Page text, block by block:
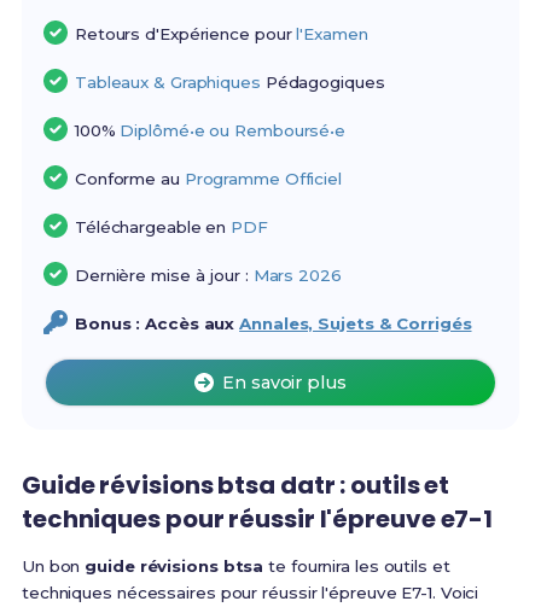
Retours d'Expérience pourl'Examen
Tableaux & Graphiques Pédagogiques
100% Diplômé•e ou Remboursé•e
Conforme au Programme Officiel
Téléchargeable en PDF
Dernière mise à jour : Mars 2026
Bonus : Accès auxAnnales, Sujets & Corrigés
En savoir plus
Guide révisions btsa datr : outils et
techniques pour réussir l'épreuve e7-1
Un bon guide révisions btsa te fournira les outils et
techniques nécessaires pour réussir l'épreuve E7-1. Voici